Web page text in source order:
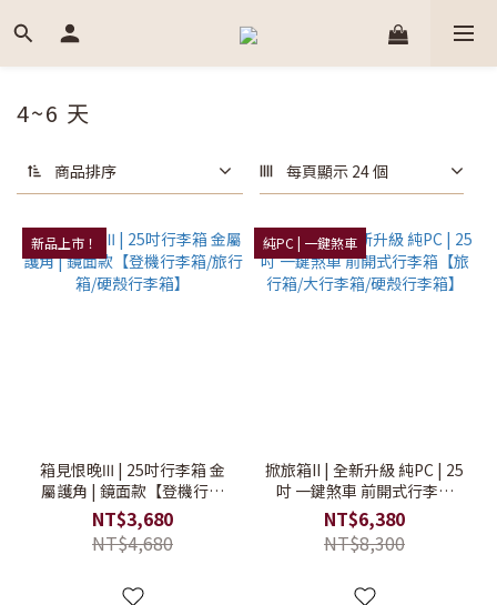
4~6 天
商品排序 每頁顯示 24 個
新品上市！
箱見恨晚Ⅲ | 25吋行李箱 金
屬護角 | 鏡面款【登機行李
箱/旅行箱/硬殼行李箱】
NT$3,680
NT$4,680
純PC | 一鍵煞車
掀旅箱II | 全新升級 純PC | 25
吋 一鍵煞車 前開式行李箱
【旅行箱/大行李箱/硬殼行李
箱】
NT$6,380
NT$8,300